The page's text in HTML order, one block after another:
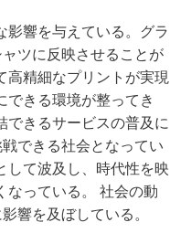
影響を与えている。グラ
ツに反映させることが
高精細なプリントが実現
きる環境が整ってき
できるサービスの普及に
できる社会となってい
して波及し、時代性を映
なっている。 社会の動
響を及ぼしている。